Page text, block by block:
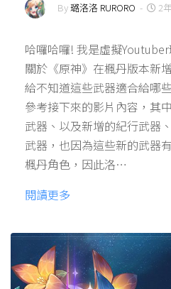
By璐洛洛 RURORO - 2
哈囉哈囉! 我是虛擬
關於《原神》在楓丹版本新
給不知道這些武器適合給哪
參考接下來的影片內容，其
武器、以及新增的紀行武器
武器，也因為這些新的武器
楓丹角色，因此洛…
閱讀更多